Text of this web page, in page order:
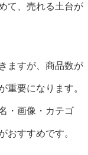
て、売れる土台が
ますが、商品数が
重要になります。
・画像・カテゴ
おすすめです。